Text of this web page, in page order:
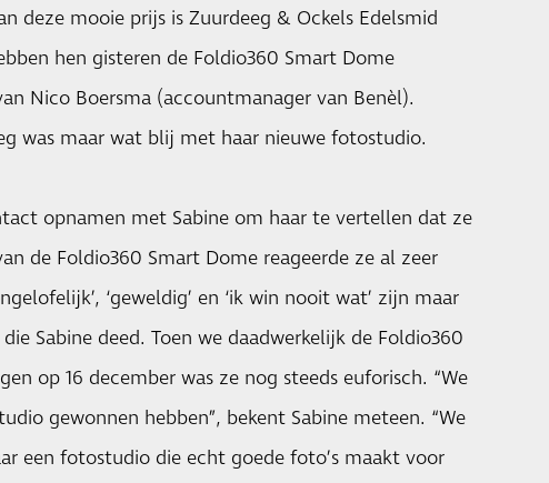
deze mooie prijs is Zuurdeeg & Ockels Edelsmid
hen gisteren de Foldio360 Smart Dome
Nico Boersma (accountmanager van Benèl).
was maar wat blij met haar nieuwe fotostudio.
opnamen met Sabine om haar te vertellen dat ze
de Foldio360 Smart Dome reageerde ze al zeer
‘geweldig’ en ‘ik win nooit wat’ zijn maar
Sabine deed. Toen we daadwerkelijk de Foldio360
op 16 december was ze nog steeds euforisch. “We
gewonnen hebben”, bekent Sabine meteen. “We
een fotostudio die echt goede foto’s maakt voor